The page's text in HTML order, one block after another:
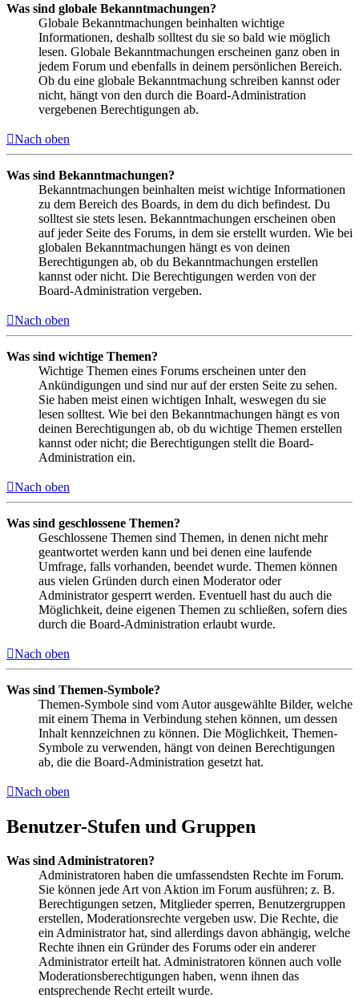
Was sind globale Bekanntmachungen?
Globale Bekanntmachungen beinhalten wichtige
Informationen, deshalb solltest du sie so bald wie möglich
lesen. Globale Bekanntmachungen erscheinen ganz oben in
jedem Forum und ebenfalls in deinem persönlichen Bereich.
Ob du eine globale Bekanntmachung schreiben kannst oder
nicht, hängt von den durch die Board-Administration
vergebenen Berechtigungen ab.
Nach oben
Was sind Bekanntmachungen?
Bekanntmachungen beinhalten meist wichtige Informationen
zu dem Bereich des Boards, in dem du dich befindest. Du
solltest sie stets lesen. Bekanntmachungen erscheinen oben
auf jeder Seite des Forums, in dem sie erstellt wurden. Wie bei
globalen Bekanntmachungen hängt es von deinen
Berechtigungen ab, ob du Bekanntmachungen erstellen
kannst oder nicht. Die Berechtigungen werden von der
Board-Administration vergeben.
Nach oben
Was sind wichtige Themen?
Wichtige Themen eines Forums erscheinen unter den
Ankündigungen und sind nur auf der ersten Seite zu sehen.
Sie haben meist einen wichtigen Inhalt, weswegen du sie
lesen solltest. Wie bei den Bekanntmachungen hängt es von
deinen Berechtigungen ab, ob du wichtige Themen erstellen
kannst oder nicht; die Berechtigungen stellt die Board-
Administration ein.
Nach oben
Was sind geschlossene Themen?
Geschlossene Themen sind Themen, in denen nicht mehr
geantwortet werden kann und bei denen eine laufende
Umfrage, falls vorhanden, beendet wurde. Themen können
aus vielen Gründen durch einen Moderator oder
Administrator gesperrt werden. Eventuell hast du auch die
Möglichkeit, deine eigenen Themen zu schließen, sofern dies
durch die Board-Administration erlaubt wurde.
Nach oben
Was sind Themen-Symbole?
Themen-Symbole sind vom Autor ausgewählte Bilder, welche
mit einem Thema in Verbindung stehen können, um dessen
Inhalt kennzeichnen zu können. Die Möglichkeit, Themen-
Symbole zu verwenden, hängt von deinen Berechtigungen
ab, die die Board-Administration gesetzt hat.
Nach oben
Benutzer-Stufen und Gruppen
Was sind Administratoren?
Administratoren haben die umfassendsten Rechte im Forum.
Sie können jede Art von Aktion im Forum ausführen; z. B.
Berechtigungen setzen, Mitglieder sperren, Benutzergruppen
erstellen, Moderationsrechte vergeben usw. Die Rechte, die
ein Administrator hat, sind allerdings davon abhängig, welche
Rechte ihnen ein Gründer des Forums oder ein anderer
Administrator erteilt hat. Administratoren können auch volle
Moderationsberechtigungen haben, wenn ihnen das
entsprechende Recht erteilt wurde.